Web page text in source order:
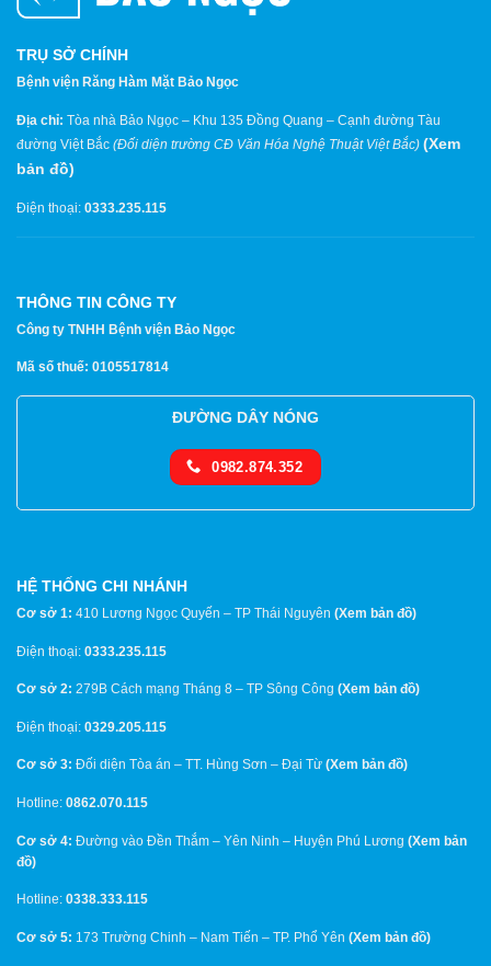
TRỤ SỞ CHÍNH
Bệnh viện Răng Hàm Mặt Bảo Ngọc
Địa chỉ: Tòa nhà Bảo Ngọc – Khu 135 Đồng Quang – Cạnh đường Tàu
đường Việt Bắc (Đối diện trường CĐ Văn Hóa Nghệ Thuật Việt Bắc) (Xem
bản đồ)
Điện thoại: 0333.235.115
THÔNG TIN CÔNG TY
Công ty TNHH Bệnh viện Bảo Ngọc
Mã số thuế: 0105517814
ĐƯỜNG DÂY NÓNG
0982.874.352
HỆ THỐNG CHI NHÁNH
Cơ sở 1: 410 Lương Ngọc Quyến – TP Thái Nguyên (Xem bản đồ)
Điện thoại: 0333.235.115
Cơ sở 2: 279B Cách mạng Tháng 8 – TP Sông Công (Xem bản đồ)
Điện thoại: 0329.205.115
Cơ sở 3: Đối diện Tòa án – TT. Hùng Sơn – Đại Từ (Xem bản đồ)
Hotline: 0862.070.115
Cơ sở 4: Đường vào Đền Thắm – Yên Ninh – Huyện Phú Lương (Xem bản
đồ)
Hotline: 0338.333.115
Cơ sở 5: 173 Trường Chinh – Nam Tiến – TP. Phổ Yên (Xem bản đồ)